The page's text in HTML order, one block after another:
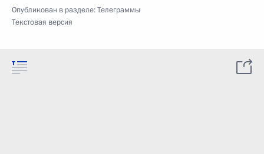
Опубликован в разделе:Телеграммы
Текстовая версия